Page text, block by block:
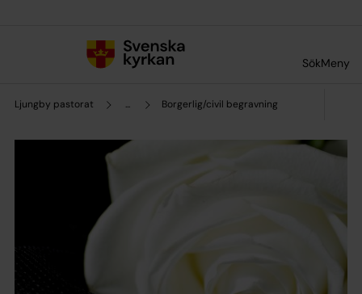
SökMeny
Ljungby pastorat ... Borgerlig/civil begravning